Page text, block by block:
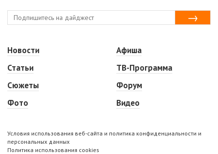
Новости
Статьи
Сюжеты
Фото
Афиша
ТВ-Программа
Форум
Видео
Условия использования веб-сайта и политика конфиденциальности и
персональных данных
Политика использования cookies